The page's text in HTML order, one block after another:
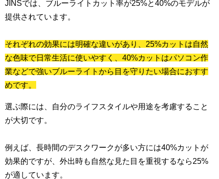
JINSでは、ブルーライトカット率が25%と40%のモデルが
提供されています。
それぞれの効果には明確な違いがあり、25%カットは自然
な色味で日常生活に使いやすく、40%カットはパソコン作
業などで強いブルーライトから目を守りたい場合におすす
めです。
選ぶ際には、自分のライフスタイルや用途を考慮すること
が大切です。
例えば、長時間のデスクワークが多い方には40%カットが
効果的ですが、外出時も自然な見た目を重視するなら25%
が適しています。